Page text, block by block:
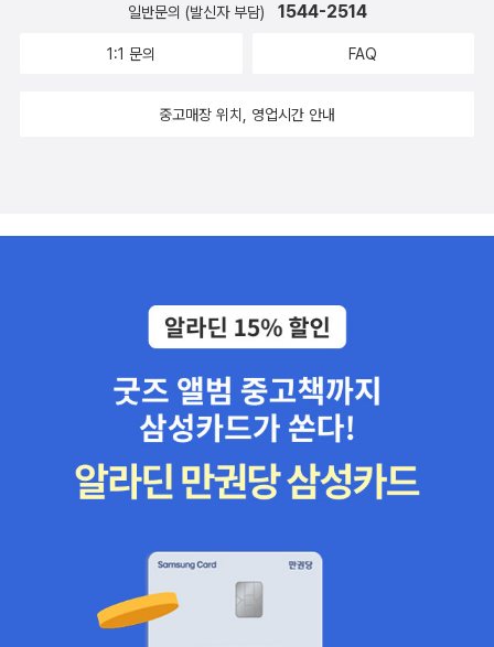
일반문의 (발신자 부담) 1544-2514
1:1 문의 FAQ
중고매장 위치, 영업시간 안내